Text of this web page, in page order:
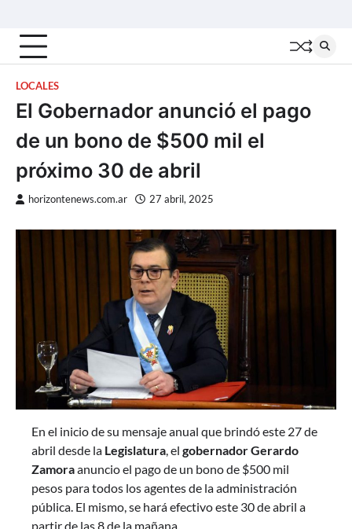
content
LOCALES
El Gobernador anunció el pago
de un bono de $500 mil el
próximo 30 de abril
horizontenews.com.ar 27 abril, 2025
En el inicio de su mensaje anual que brindó este 27 de
abril desde la Legislatura, el gobernador Gerardo
Zamoraanuncio el pago de un bono de $500 mil
pesos para todos los agentes de la administración
pública. El mismo, se hará efectivo este 30 de abril a
partir de las 8 de la mañana.